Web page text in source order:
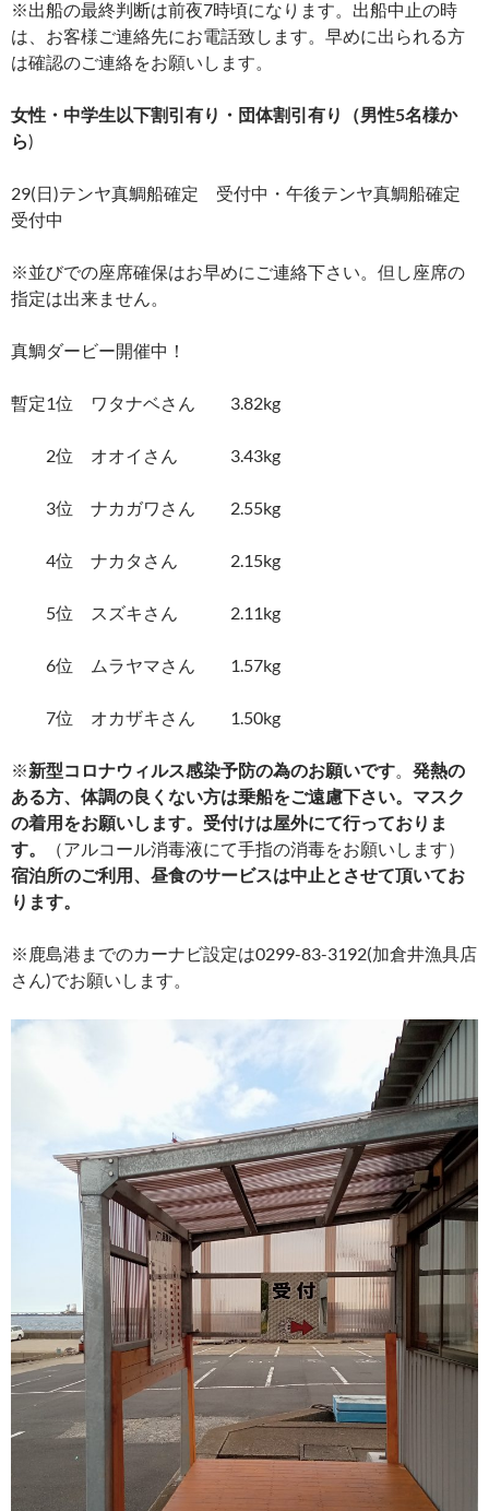
※出船の最終判断は前夜7時頃になります。出船中止の時
は、お客様ご連絡先にお電話致します。早めに出られる方
は確認のご連絡をお願いします。
女性・中学生以下割引有り・団体割引有り（男性5名様か
ら)
29(日)テンヤ真鯛船確定 受付中・午後テンヤ真鯛船確定
受付中
※並びでの座席確保はお早めにご連絡下さい。但し座席の
指定は出来ません。
真鯛ダービー開催中！
暫定1位 ワタナベさん 3.82kg
2位 オオイさん 3.43kg
3位 ナカガワさん 2.55kg
4位 ナカタさん 2.15kg
5位 スズキさん 2.11kg
6位 ムラヤマさん 1.57kg
7位 オカザキさん 1.50kg
※新型コロナウィルス感染予防の為のお願いです。 発熱の
ある方、体調の良くない方は乗船をご遠慮下さい。マスク
の着用をお願いします。受付けは屋外にて行っておりま
す。
（アルコール消毒液にて手指の消毒をお願いします）
宿泊所のご利用、昼食のサービスは中止とさせて頂いてお
ります。
※鹿島港までのカーナビ設定は0299-83-3192(加倉井漁具店
さん)でお願いします。